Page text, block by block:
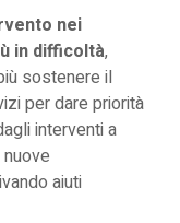
nei
in difficoltà,
sostenere il
per dare priorità
interventi a
aiuti